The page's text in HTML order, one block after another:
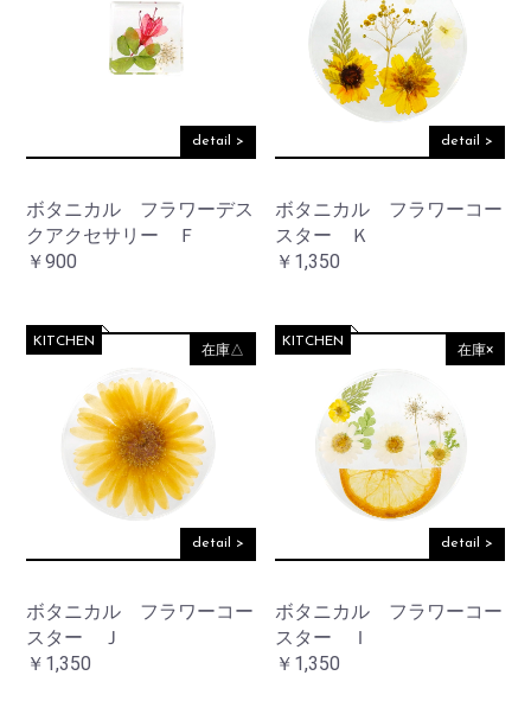
detail >
ボタニカル フラワーデス
クアクセサリー Ｆ
￥900
detail >
ボタニカル フラワーコー
スター Ｋ
￥1,350
在庫△
detail >
ボタニカル フラワーコー
スター Ｊ
KITCHEN
￥1,350
在庫×
detail >
ボタニカル フラワーコー
スター Ｉ
KITCHEN
￥1,350